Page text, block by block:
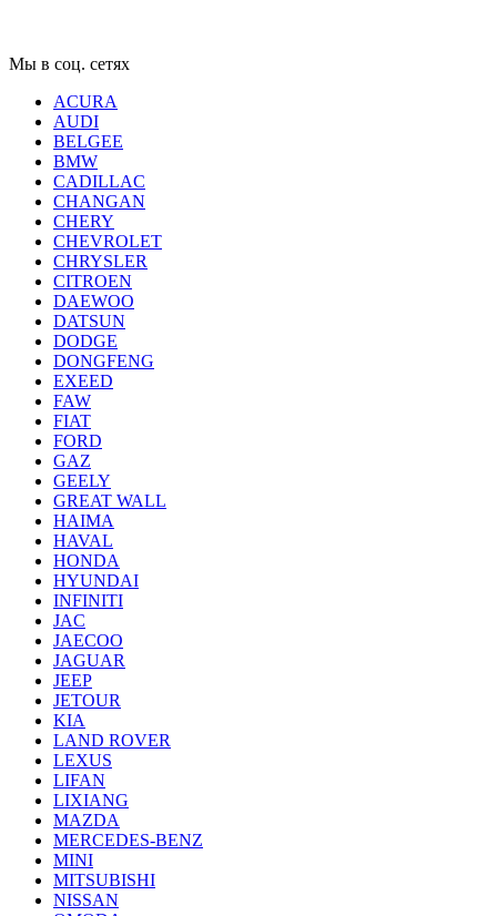
Мы в соц. сетях
ACURA
AUDI
BELGEE
BMW
CADILLAC
CHANGAN
CHERY
CHEVROLET
CHRYSLER
CITROEN
DAEWOO
DATSUN
DODGE
DONGFENG
EXEED
FAW
FIAT
FORD
GAZ
GEELY
GREAT WALL
HAIMA
HAVAL
HONDA
HYUNDAI
INFINITI
JAC
JAECOO
JAGUAR
JEEP
JETOUR
KIA
LAND ROVER
LEXUS
LIFAN
LIXIANG
MAZDA
MERCEDES-BENZ
MINI
MITSUBISHI
NISSAN